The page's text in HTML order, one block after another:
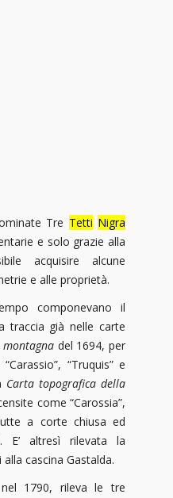
Tre Tetti Nigra
e solo grazie alla
acquisire alcune
e alle proprietà.
componevano il
traccia già nelle carte
del 1694, per
“Truquis” e
Carta topografica della
come “Carossia”,
a corte chiusa ed
E’ altresì rilevata la
cascina Gastalda.
nel 1790, rileva le tre